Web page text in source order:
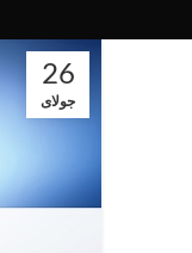
26
جولای